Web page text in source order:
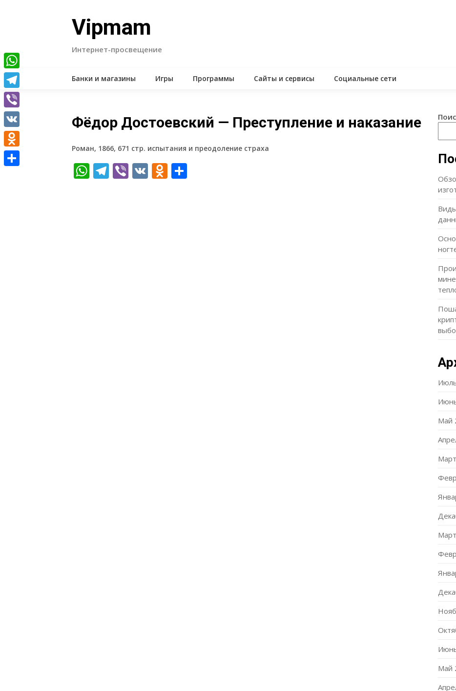
Vipmam
Интернет-просвещение
Банки и магазины Игры Программы Сайты и сервисы Социальные сети
Фёдор Достоевский — Преступление и наказание
Роман, 1866, 671 стр. испытания и преодоление страха
WhatsApp
Telegram
Viber
VKOdnoklassniki
Май
Май
WhatsApp
Telegram
Viber
VK
Odnoklassniki